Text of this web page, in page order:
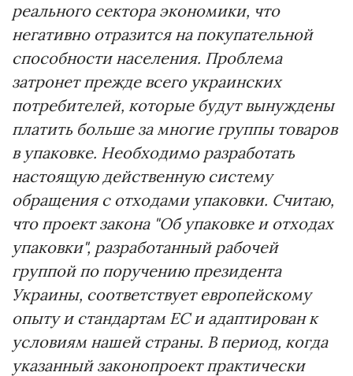
реального сектора экономики, что
негативно отразится на покупательной
способности населения. Проблема
затронет прежде всего украинских
потребителей, которые будут вынуждены
платить больше за многие группы товаров
в упаковке. Необходимо разработать
настоящую действенную систему
обращения с отходами упаковки. Считаю,
что проект закона "Об упаковке и отходах
упаковки", разработанный рабочей
группой по поручению президента
Украины, соответствует европейскому
опыту и стандартам ЕС и адаптирован к
условиям нашей страны. В период, когда
указанный законопроект практически